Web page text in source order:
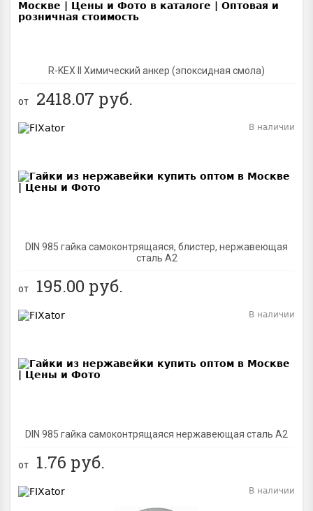
R-KEX II Химический анкер (эпоксидная смола)
от 2418.07 руб.
DIN 985 гайка самоконтрящаяся, блистер, нержавеющая
сталь A2
В наличии
от 195.00 руб.
DIN 985 гайка самоконтрящаяся нержавеющая сталь A2
В наличии
от 1.76 руб.
В наличии